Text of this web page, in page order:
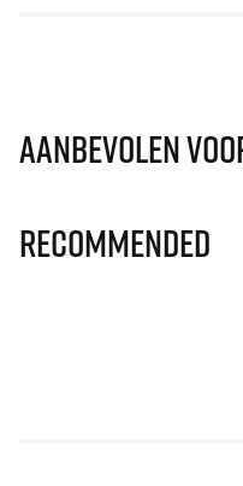
Aanbevolen
Recommended